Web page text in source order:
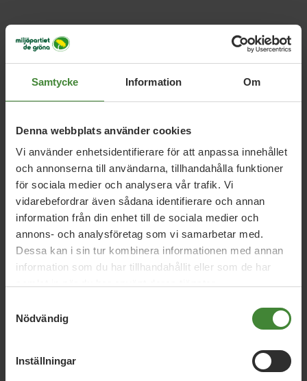
Samtycke Information Om
Denna webbplats använder cookies
Vi använder enhetsidentifierare för att anpassa innehållet
och annonserna till användarna, tillhandahålla funktioner
för sociala medier och analysera vår trafik. Vi
vidarebefordrar även sådana identifierare och annan
information från din enhet till de sociala medier och
annons- och analysföretag som vi samarbetar med.
Dessa kan i sin tur kombinera informationen med annan
information som du har tillhandahållit eller som de har
Nödvändig
Inställningar
Här hittar du lediga jobb i vår del av landet.
Dela denna sida och hjälp oss
attsprida vårt budskap